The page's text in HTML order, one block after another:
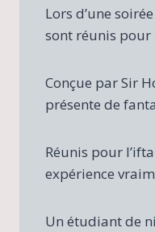
Lors d’une
sont réunis
Conçue par Sir
présente de
Réunis pour
expérience
Un étudiant de